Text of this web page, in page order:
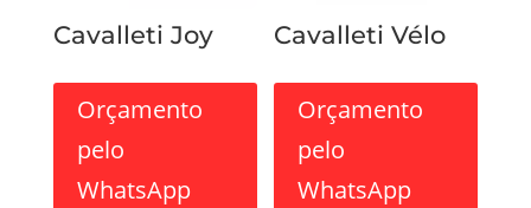
Cavalleti Joy
Orçamento
pelo
WhatsApp
Cavalleti Vélo
Orçamento
pelo
WhatsApp